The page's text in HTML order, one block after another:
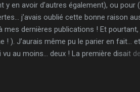
y en avoir d’autres également), ou pour
j’avais oublié cette bonne raison
dernières publications ! Et pourtant,
). J’aurais même pu le parier en fait… et
au moins… deux ! La première disait de
que ma machine à laver ét...